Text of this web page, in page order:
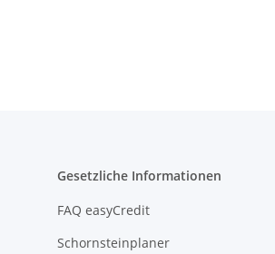
Gesetzliche Informationen
FAQ easyCredit
Schornsteinplaner